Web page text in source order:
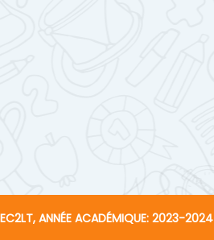
EC2LT, ANNÉE ACADÉMIQUE: 2023-2024